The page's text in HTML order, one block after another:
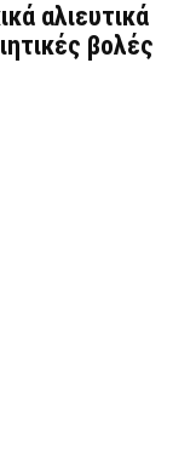
αλιευτικά
βολές